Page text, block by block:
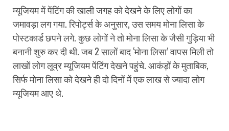
म्यूजियम में पेंटिंग की खाली जगह को देखने के लिए लोगों का
जमावड़ा लग गया. रिपोर्ट्स के अनुसार, उस समय मोना लिसा के
पोस्टकार्ड छपने लगे. कुछ लोगों ने तो मोना लिसा के जैसी गुड़िया भी
बनानी शुरु कर दी थी. जब 2 सालों बाद ‘मोना लिसा’ वापस मिली तो
लाखों लोग लूव्र म्यूजियम पेंटिंग देखने पहुंचे. आकंड़ों के मुताबिक,
सिर्फ मोना लिसा को देखने ही दो दिनों में एक लाख से ज्यादा लोग
म्यूजियम आए थे.